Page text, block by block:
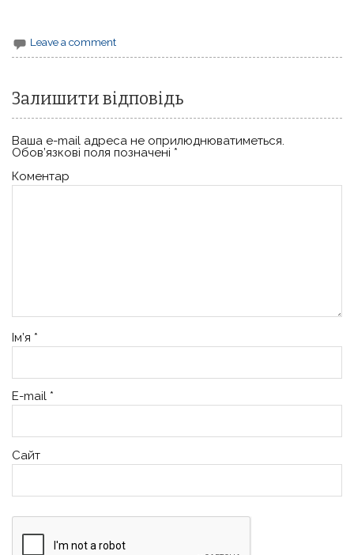
Leave a comment
Залишити відповідь
Ваша e-mail адреса не оприлюднюватиметься.
Обов’язкові поля позначені *
Коментар
Ім’я *
E-mail *
Сайт